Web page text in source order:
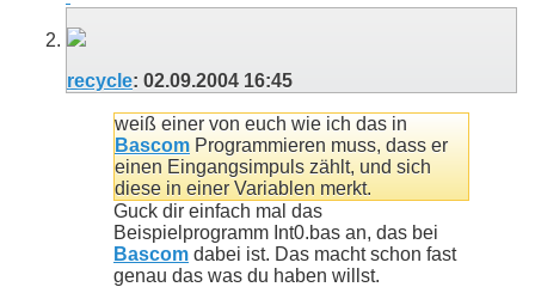
recycle: 02.09.2004 16:45
weiß einer von euch wie ich das in
Bascom Programmieren muss, dass er
einen Eingangsimpuls zählt, und sich
diese in einer Variablen merkt.
Guck dir einfach mal das
Beispielprogramm Int0.bas an, das bei
Bascom dabei ist. Das macht schon fast
genau das was du haben willst.